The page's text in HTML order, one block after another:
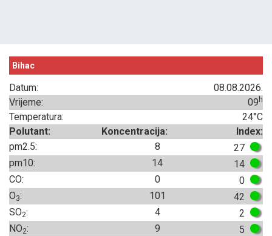
Bihac
Datum:
08.08.2026.
Vrijeme:
09 h
Temperatura:
24°C
Polutant:
Koncentracija:
Index:
pm2.5:
8
27
pm10:
14
14
CO:
0
0
O3: 101
42
SO2: 4
2
NO2: 9 5